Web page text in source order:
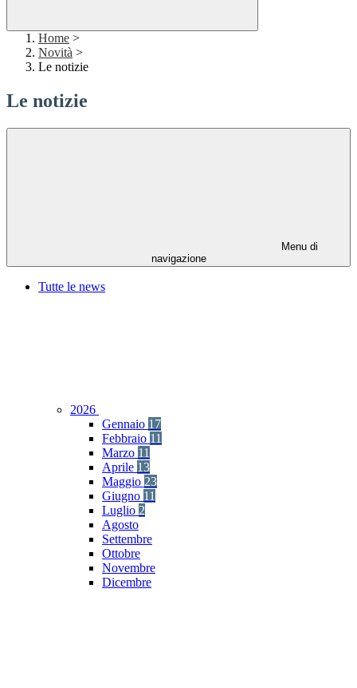
Home >
Novità >
Le notizie
Le notizie
Menu di
navigazione
Tutte le news
2026
Gennaio 17
Febbraio 11
Marzo 11
Aprile 13
Maggio 23
Giugno 11
Luglio 2
Agosto
Settembre
Ottobre
Novembre
Dicembre